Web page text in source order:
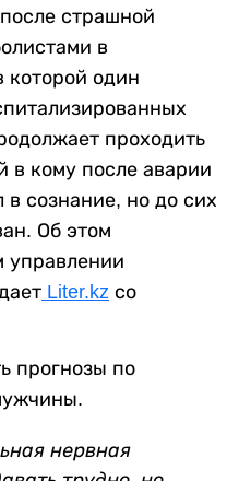
страшной
в
которой один
проходить
в кому после аварии
сознание, но до сих
Об этом
управлении
Liter.kz со
прогнозы по
нервная